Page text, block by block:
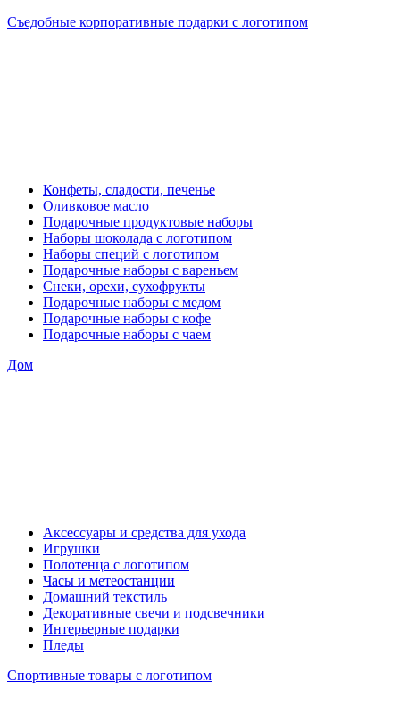
Съедобные корпоративные подарки с логотипом
Конфеты, сладости, печенье
Оливковое масло
Подарочные продуктовые наборы
Наборы шоколада с логотипом
Наборы специй с логотипом
Подарочные наборы с вареньем
Снеки, орехи, сухофрукты
Подарочные наборы с медом
Подарочные наборы с кофе
Подарочные наборы с чаем
Дом
Аксессуары и средства для ухода
Игрушки
Полотенца с логотипом
Часы и метеостанции
Домашний текстиль
Декоративные свечи и подсвечники
Интерьерные подарки
Пледы
Спортивные товары с логотипом